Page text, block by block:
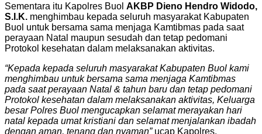
Sementara itu Kapolres Buol AKBP Dieno Hendro Widodo,
S.I.K. menghimbau kepada seluruh masyarakat Kabupaten
Buol untuk bersama sama menjaga Kamtibmas pada saat
perayaan Natal maupun sesudah dan tetap pedomani
Protokol kesehatan dalam melaksanakan aktivitas.
“Kepada kepada seluruh masyarakat Kabupaten Buol kami
menghimbau untuk bersama sama menjaga Kamtibmas
pada saat perayaan Natal & tahun baru dan tetap pedomani
Protokol kesehatan dalam melaksanakan aktivitas, Keluarga
besar Polres Buol mengucapkan selamat merayakan hari
natal kepada umat kristiani dan selamat menjalankan ibadah
dengan aman, tenang dan nyaman”ucap Kapolres.